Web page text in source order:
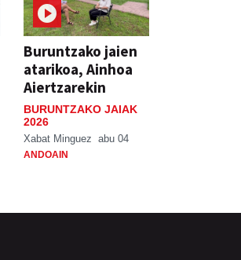
Buruntzako jaien
atarikoa, Ainhoa
Aiertzarekin
BURUNTZAKO JAIAK
2026
Xabat Minguez abu 04
ANDOAIN